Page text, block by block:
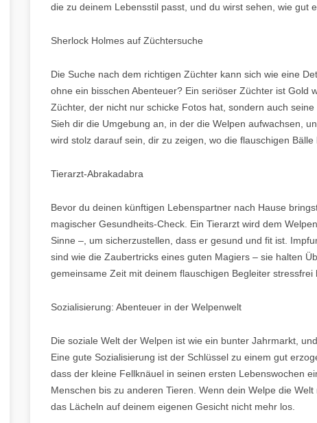
die zu deinem Lebensstil passt, und du wirst sehen, wie gut
Sherlock Holmes auf Züchtersuche
Die Suche nach dem richtigen Züchter kann sich wie eine
ohne ein bisschen Abenteuer? Ein seriöser Züchter ist Gold
Züchter, der nicht nur schicke Fotos hat, sondern auch
Sieh dir die Umgebung an, in der die Welpen aufwachsen,
wird stolz darauf sein, dir zu zeigen, wo die flauschigen Bälle
Tierarzt-Abrakadabra
Bevor du deinen künftigen Lebenspartner nach Hause
magischer Gesundheits-Check. Ein Tierarzt wird dem
Sinne –, um sicherzustellen, dass er gesund und fit ist.
sind wie die Zaubertricks eines guten Magiers – sie halten
gemeinsame Zeit mit deinem flauschigen Begleiter stressfrei
Sozialisierung: Abenteuer in der Welpenwelt
Die soziale Welt der Welpen ist wie ein bunter Jahrmarkt,
Eine gute Sozialisierung ist der Schlüssel zu einem gut
dass der kleine Fellknäuel in seinen ersten Lebenswochen
Menschen bis zu anderen Tieren. Wenn dein Welpe die
das Lächeln auf deinem eigenen Gesicht nicht mehr los.